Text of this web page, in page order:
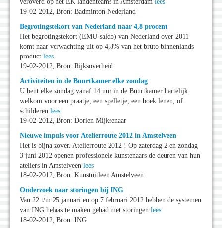
veroverd op het EK landenteams in Amsterdam lees
19-02-2012, Bron: Badminton Nederland
Begrotingstekort van Nederland naar 4,8 procent
Het begrotingstekort (EMU-saldo) van Nederland over 2011
komt naar verwachting uit op 4,8% van het bruto binnenlands
product lees
19-02-2012, Bron: Rijksoverheid
Activiteiten in de Buurtkamer elke zondag
U bent elke zondag vanaf 14 uur in de Buurtkamer hartelijk
welkom voor een praatje, een spelletje, een boek lenen, of
schilderen lees
19-02-2012, Bron: Dorien Mijksenaar
Nieuwe impuls voor Atelierroute 2012 in Amstelveen
Het is bijna zover. Atelierroute 2012 ! Op zaterdag 2 en zondag
3 juni 2012 openen professionele kunstenaars de deuren van hun
ateliers in Amstelveen lees
18-02-2012, Bron: Kunstuitleen Amstelveen
Onderzoek naar storingen bij ING
Van 22 t/m 25 januari en op 7 februari 2012 hebben de systemen
van ING helaas te maken gehad met storingen lees
18-02-2012, Bron: ING